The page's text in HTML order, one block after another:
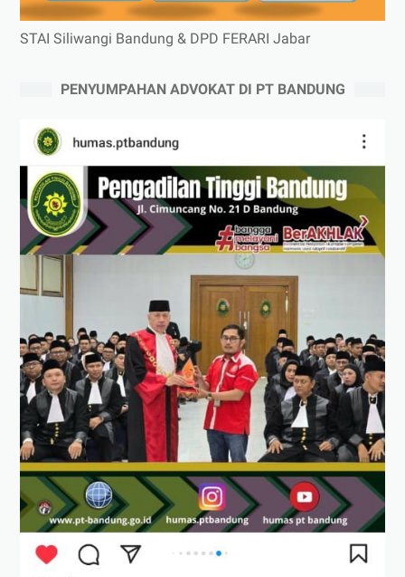
STAI Siliwangi Bandung & DPD FERARI Jabar
PENYUMPAHAN ADVOKAT DI PT BANDUNG